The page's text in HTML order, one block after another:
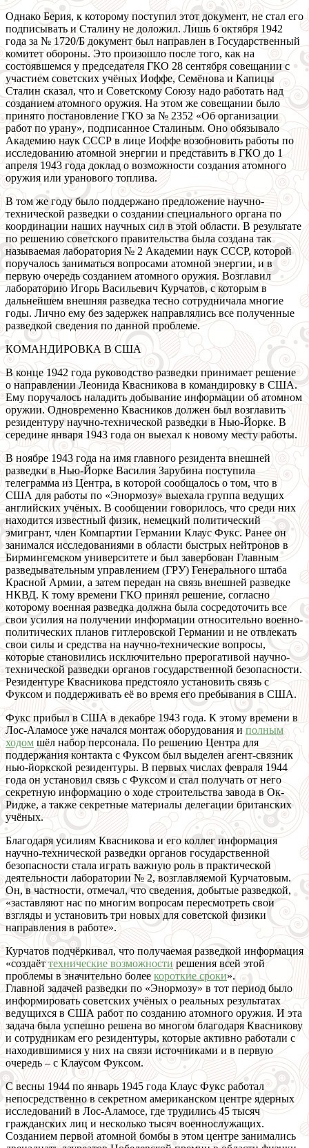
Однако Берия, к которому поступил этот документ, не стал его
подписывать и Сталину не доложил. Лишь 6 октября 1942
года за № 1720/Б документ был направлен в Государственный
комитет обороны. Это произошло после того, как на
состоявшемся у председателя ГКО 28 сентября совещании с
участием советских учёных Иоффе, Семёнова и Капицы
Сталин сказал, что и Советскому Союзу надо работать над
созданием атомного оружия. На этом же совещании было
принято постановление ГКО за № 2352 «Об организации
работ по урану», подписанное Сталиным. Оно обязывало
Академию наук СССР в лице Иоффе возобновить работы по
исследованию атомной энергии и представить в ГКО до 1
апреля 1943 года доклад о возможности создания атомного
оружия или уранового топлива.
В том же году было поддержано предложение научно-
технической разведки о создании специального органа по
координации наших научных сил в этой области. В результате
по решению советского правительства была создана так
называемая лаборатория № 2 Академии наук СССР, которой
поручалось заниматься вопросами атомной энергии, и в
первую очередь созданием атомного оружия. Возглавил
лабораторию Игорь Васильевич Курчатов, с которым в
дальнейшем внешняя разведка тесно сотрудничала многие
годы. Лично ему без задержек направлялись все полученные
разведкой сведения по данной проблеме.
КОМАНДИРОВКА В США
В конце 1942 года руководство разведки принимает решение
о направлении Леонида Квасникова в командировку в США.
Ему поручалось наладить добывание информации об атомном
оружии. Одновременно Квасников должен был возглавить
резидентуру научно-технической разведки в Нью-Йорке. В
середине января 1943 года он выехал к новому месту работы.
В ноябре 1943 года на имя главного резидента внешней
разведки в Нью-Йорке Василия Зарубина поступила
телеграмма из Центра, в которой сообщалось о том, что в
США для работы по «Энормозу» выехала группа ведущих
английских учёных. В сообщении говорилось, что среди них
находится известный физик, немецкий политический
эмигрант, член Компартии Германии Клаус Фукс. Ранее он
занимался исследованиями в области быстрых нейтронов в
Бирмингемском университете и был завербован Главным
разведывательным управлением (ГРУ) Генерального штаба
Красной Армии, а затем передан на связь внешней разведке
НКВД. К тому времени ГКО принял решение, согласно
которому военная разведка должна была сосредоточить все
свои усилия на получении информации относительно военно-
политических планов гитлеровской Германии и не отвлекать
свои силы и средства на научно-технические вопросы,
которые становились исключительно прерогативой научно-
технической разведки органов государственной безопасности.
Резидентуре Квасникова предстояло установить связь с
Фуксом и поддерживать её во время его пребывания в США.
Фукс прибыл в США в декабре 1943 года. К этому времени в
Лос-Аламосе уже начался монтаж оборудования и полным
ходом шёл набор персонала. По решению Центра для
поддержания контакта с Фуксом был выделен агент-связник
нью-йоркской резидентуры. В первых числах февраля 1944
года он установил связь с Фуксом и стал получать от него
секретную информацию о ходе строительства завода в Ок-
Ридже, а также секретные материалы делегации британских
учёных.
Благодаря усилиям Квасникова и его коллег информация
научно-технической разведки органов государственной
безопасности стала играть важную роль в практической
деятельности лаборатории № 2, возглавляемой Курчатовым.
Он, в частности, отмечал, что сведения, добытые разведкой,
«заставляют нас по многим вопросам пересмотреть свои
взгляды и установить три новых для советской физики
направления в работе».
Курчатов подчёркивал, что получаемая разведкой информация
«создаёттехнические возможности решения всей этой
проблемы в значительно болеекороткие сроки».
Главной задачей разведки по «Энормозу» в тот период было
информировать советских учёных о реальных результатах
ведущихся в США работ по созданию атомного оружия. И эта
задача была успешно решена во многом благодаря Квасникову
и сотрудникам его резидентуры, которые активно работали с
находившимися у них на связи источниками и в первую
очередь – с Клаусом Фуксом.
С весны 1944 по январь 1945 года Клаус Фукс работал
непосредственно в секретном американском центре ядерных
исследований в Лос-Аламосе, где трудились 45 тысяч
гражданских лиц и несколько тысяч военнослужащих.
Созданием первой атомной бомбы в этом центре занимались